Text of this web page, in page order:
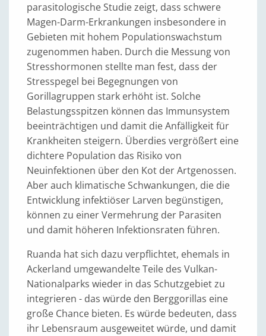
parasitologische Studie zeigt, dass schwere
Magen-Darm-Erkrankungen insbesondere in
Gebieten mit hohem Populationswachstum
zugenommen haben. Durch die Messung von
Stresshormonen stellte man fest, dass der
Stresspegel bei Begegnungen von
Gorillagruppen stark erhöht ist. Solche
Belastungsspitzen können das Immunsystem
beeinträchtigen und damit die Anfälligkeit für
Krankheiten steigern. Überdies vergrößert eine
dichtere Population das Risiko von
Neuinfektionen über den Kot der Artgenossen.
Aber auch klimatische Schwankungen, die die
Entwicklung infektiöser Larven begünstigen,
können zu einer Vermehrung der Parasiten
und damit höheren Infektionsraten führen.
Ruanda hat sich dazu verpflichtet, ehemals in
Ackerland umgewandelte Teile des Vulkan-
Nationalparks wieder in das Schutzgebiet zu
integrieren - das würde den Berggorillas eine
große Chance bieten. Es würde bedeuten, dass
ihr Lebensraum ausgeweitet würde, und damit